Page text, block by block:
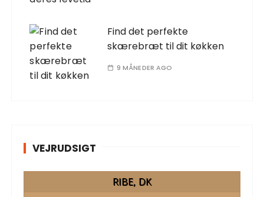
Find det perfekte
skærebræt til dit køkken
9 MÅNEDER AGO
VEJRUDSIGT
RIBE, DK